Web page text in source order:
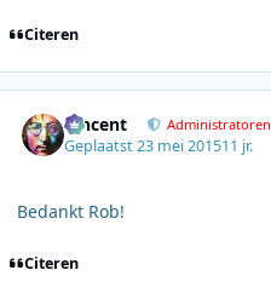
Citeren
Vincent Administratoren
Geplaatst23 mei 201511 jr.
Bedankt Rob!
Citeren